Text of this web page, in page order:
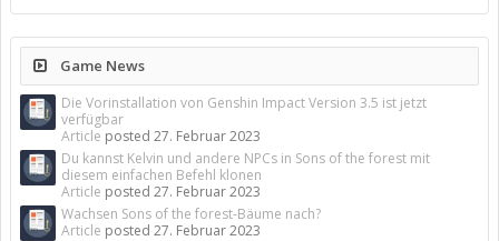
Game News
Die Vorinstallation von Genshin Impact Version 3.5 ist jetzt
verfügbar
Article posted 27. Februar 2023
Du kannst Kelvin und andere NPCs in Sons of the forest mit
diesem einfachen Befehl klonen
Article posted 27. Februar 2023
Wachsen Sons of the forest-Bäume nach?
Article posted 27. Februar 2023